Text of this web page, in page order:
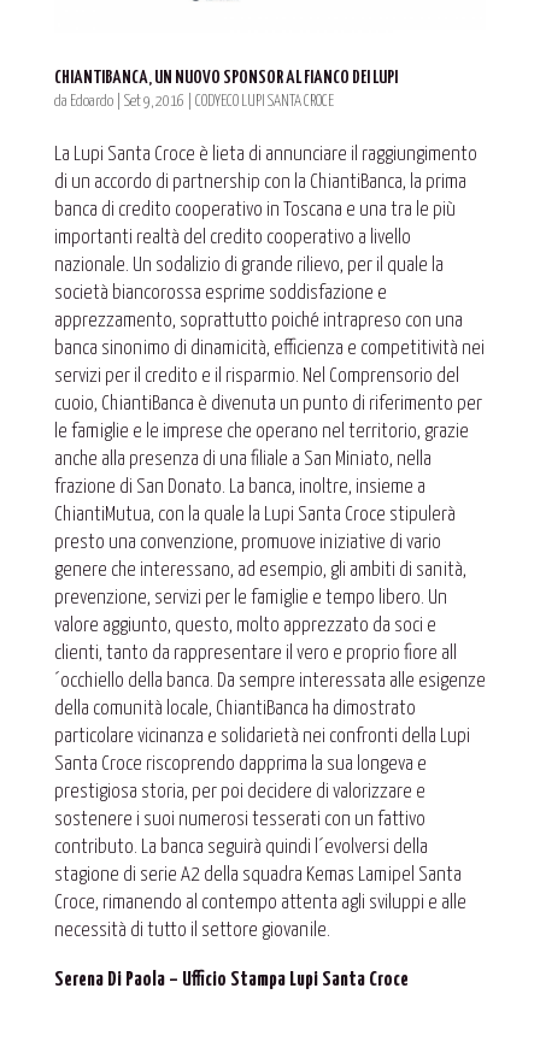
CHIANTIBANCA, UN NUOVO SPONSOR AL FIANCO DEI LUPI
da Edoardo| Set 9, 2016 CODYECO LUPI SANTA CROCE
La Lupi Santa Croce è lieta di annunciare il raggiungimento
di un accordo di partnership con la ChiantiBanca, la prima
banca di credito cooperativo in Toscana e una tra le più
importanti realtà del credito cooperativo a livello
nazionale. Un sodalizio di grande rilievo, per il quale la
società biancorossa esprime soddisfazione e
apprezzamento, soprattutto poiché intrapreso con una
banca sinonimo di dinamicità, efficienza e competitività nei
servizi per il credito e il risparmio. Nel Comprensorio del
cuoio, ChiantiBanca è divenuta un punto di riferimento per
le famiglie e le imprese che operano nel territorio, grazie
anche alla presenza di una filiale a San Miniato, nella
frazione di San Donato. La banca, inoltre, insieme a
ChiantiMutua, con la quale la Lupi Santa Croce stipulerà
presto una convenzione, promuove iniziative di vario
genere che interessano, ad esempio, gli ambiti di sanità,
prevenzione, servizi per le famiglie e tempo libero. Un
valore aggiunto, questo, molto apprezzato da soci e
clienti, tanto da rappresentare il vero e proprio fiore all
´occhiello della banca. Da sempre interessata alle esigenze
della comunità locale, ChiantiBanca ha dimostrato
particolare vicinanza e solidarietà nei confronti della Lupi
Santa Croce riscoprendo dapprima la sua longeva e
prestigiosa storia, per poi decidere di valorizzare e
sostenere i suoi numerosi tesserati con un fattivo
contributo. La banca seguirà quindi l´evolversi della
stagione di serie A2 della squadra Kemas Lamipel Santa
Croce, rimanendo al contempo attenta agli sviluppi e alle
necessità di tutto il settore giovanile.
Serena Di Paola – Ufficio Stampa Lupi Santa Croce